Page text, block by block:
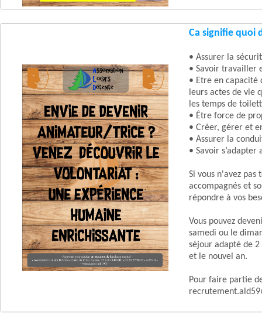
Ca signifie quoi
• Assurer la
• Savoir travailler
• Etre en capacité
leurs actes de vie
les temps de
• Être force de
• Créer, gérer et
• Assurer la
• Savoir s’adapter
Si vous n'avez pas
accompagnés et
répondre à vos
Vous pouvez
samedi ou le
séjour adapté de
et le nouvel an.
Pour faire partie